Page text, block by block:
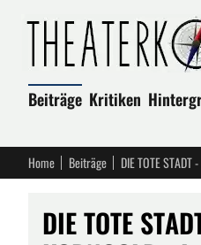
Beiträge Kritiken
Home Beiträge DIE TOTE STADT
DIE TOTE